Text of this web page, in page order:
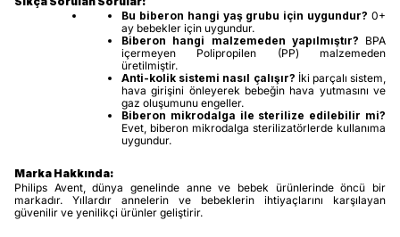
Bu biberon hangi yaş grubu için uygundur? 0+
ay bebekler için uygundur.
Biberon hangi malzemeden yapılmıştır? BPA
içermeyen Polipropilen (PP) malzemeden
üretilmiştir.
Anti-kolik sistemi nasıl çalışır? İki parçalı sistem,
hava girişini önleyerek bebeğin hava yutmasını ve
gaz oluşumunu engeller.
Biberon mikrodalga ile sterilize edilebilir mi?
Evet, biberon mikrodalga sterilizatörlerde kullanıma
uygundur.
Marka Hakkında:
Philips Avent, dünya genelinde anne ve bebek ürünlerinde öncü bir
markadır. Yıllardır annelerin ve bebeklerin ihtiyaçlarını karşılayan
güvenilir ve yenilikçi ürünler geliştirir.